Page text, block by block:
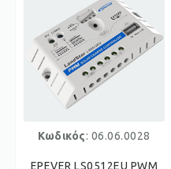
Κωδικός: 06.06.0028
EPEVER LS0512EU PWM